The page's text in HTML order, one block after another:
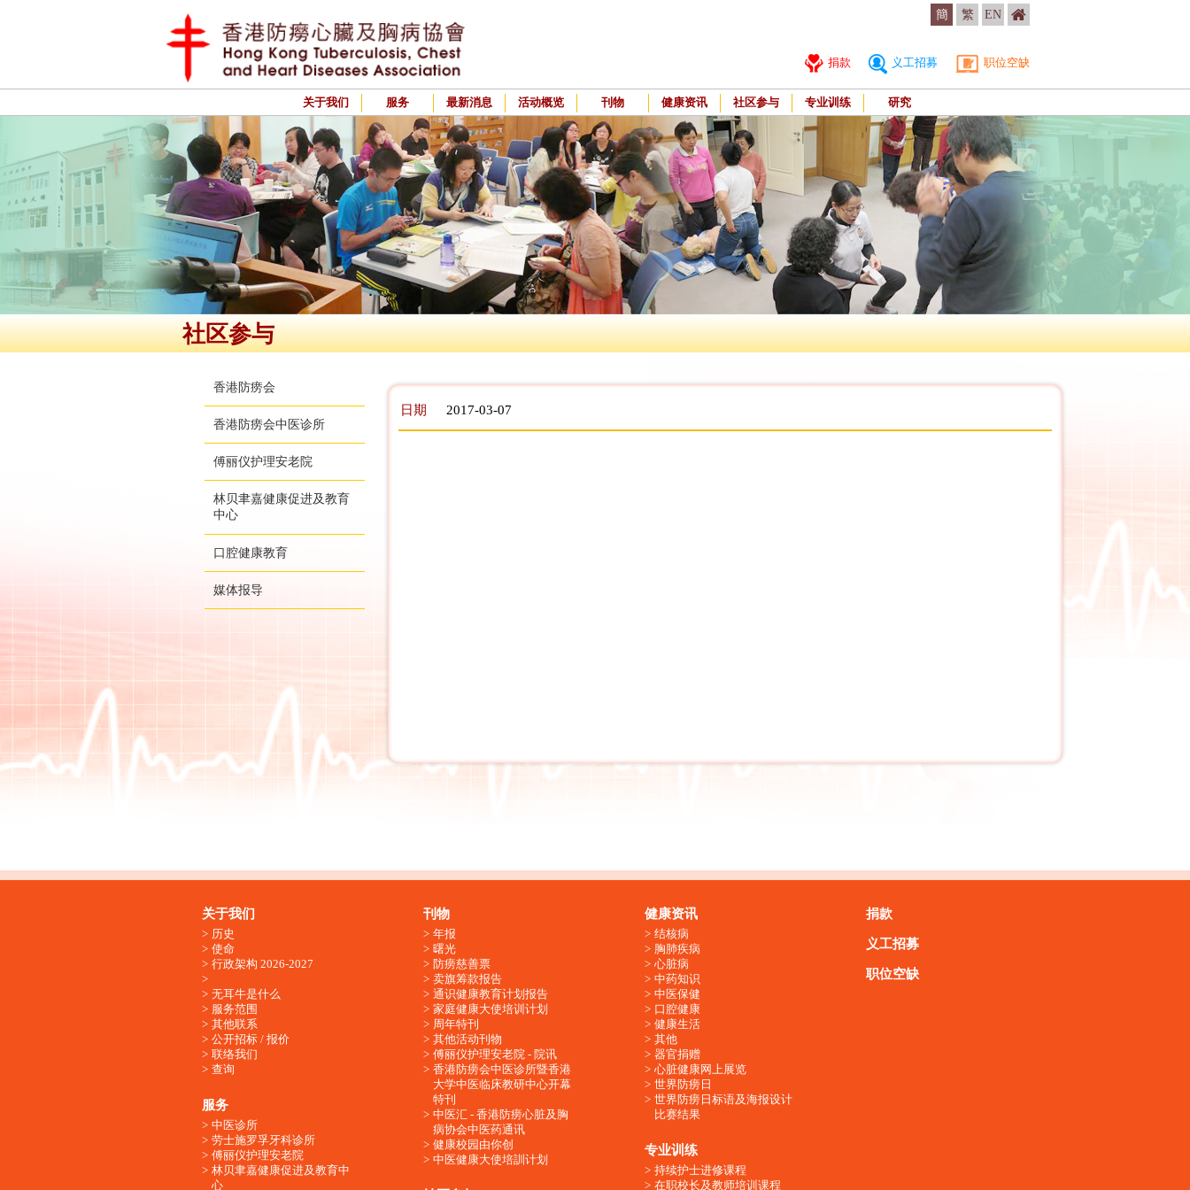
簡 繁 EN
捐款 义工招募 职位空缺
关于我们 服务 最新消息 活动概览 刊物 健康资讯 社区参与 专业训练 研究
社区参与
香港防痨会
香港防痨会中医诊所
傅丽仪护理安老院
林贝聿嘉健康促进及教育
中心
口腔健康教育
媒体报导
日期 2017-03-07
关于我们
历史
使命
行政架构 2026-2027
无耳牛是什么
服务范围
其他联系
公开招标 / 报价
联络我们
查询
服务
中医诊所
劳士施罗孚牙科诊所
傅丽仪护理安老院
林贝聿嘉健康促进及教育中
心
刊物
年报
曙光
防痨慈善票
卖旗筹款报告
通识健康教育计划报告
家庭健康大使培训计划
周年特刊
其他活动刊物
傅丽仪护理安老院 - 院讯
香港防痨会中医诊所暨香港
大学中医临床教研中心开幕
特刊
中医汇 - 香港防痨心脏及胸
病协会中医药通讯
健康校园由你创
中医健康大使培訓计划
健康资讯
结核病
胸肺疾病
心脏病
中药知识
中医保健
口腔健康
健康生活
其他
器官捐赠
心脏健康网上展览
世界防痨日
世界防痨日标语及海报设计
比赛结果
专业训练
持续护士进修课程
在职校长及教师培训课程
捐款
义工招募
职位空缺